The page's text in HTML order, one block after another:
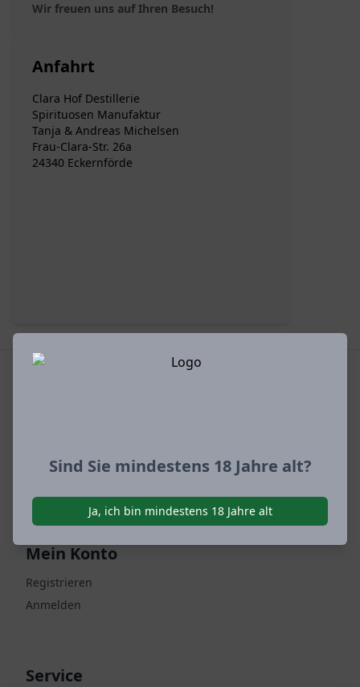
Wir freuen uns auf Ihren Besuch!
Anfahrt
Clara Hof Destillerie
Spirituosen Manufaktur
Tanja & Andreas Michelsen
Frau-Clara-Str. 26a
24340 Eckernförde
Warenkorb
Mein Konto
Registrieren
Anmelden
Service
Sind Sie mindestens 18 Jahre alt?
Ja, ich bin mindestens 18 Jahre alt